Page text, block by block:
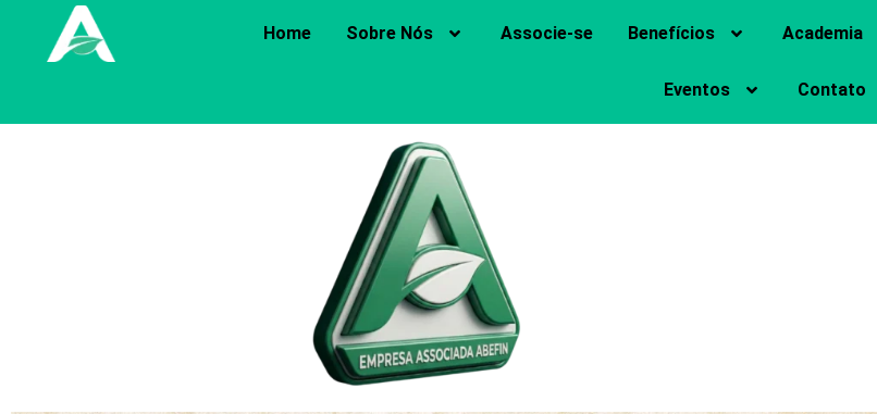
Home Sobre Nós Associe-se Benefícios Academia
Eventos Contato